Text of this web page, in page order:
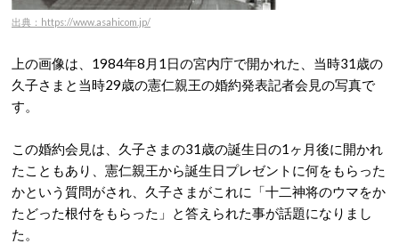
出典：https://www.asahicom.jp/
上の画像は、1984年8月1日の宮内庁で開かれた、当時31歳の
久子さまと当時29歳の憲仁親王の婚約発表記者会見の写真で
す。
この婚約会見は、久子さまの31歳の誕生日の1ヶ月後に開かれ
たこともあり、憲仁親王から誕生日プレゼントに何をもらった
かという質問がされ、久子さまがこれに「十二神将のウマをか
たどった根付をもらった」と答えられた事が話題になりまし
た。